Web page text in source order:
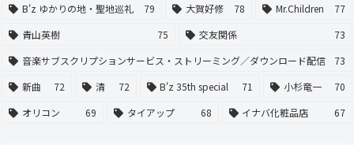
B'z ゆかりの地・聖地巡礼
79 大賀好修 78 Mr.Children
77
青山英樹
75 交友関係
73
音楽サブスクリプションサービス・ストリーミング／ダウンロード配信
73
新曲
72 清 72 B'z 35th special 71 小杉竜一
70
オリコン
69 タイアップ 68 イナバ化粧品店 67